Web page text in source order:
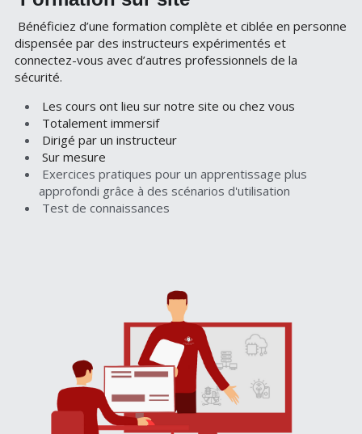
Bénéficiez d’une formation complète et ciblée en personne
dispensée par des instructeurs expérimentés et
connectez-vous avec d’autres professionnels de la
sécurité.
Les cours ont lieu sur notre site ou chez vous
Totalement immersif
Dirigé par un instructeur
Sur mesure
Exercices pratiques pour un apprentissage plus
approfondi grâce à des scénarios d'utilisation
Test de connaissances